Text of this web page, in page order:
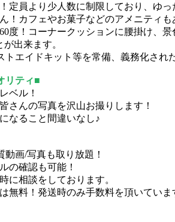
定員より少人数に制限しており、ゆ
！カフェやお菓子などのアメニティも
度！コーナークッションに腰掛け、景
出来ます。
トエイドキット等を常備、義務化さ
リティ■
ベル！
さんの写真を沢山お撮りします！
なること間違いなし♪
画/写真も取り放題！
の確認も可能！
に相談をしております。
無料！発送時のみ手数料を頂いていま